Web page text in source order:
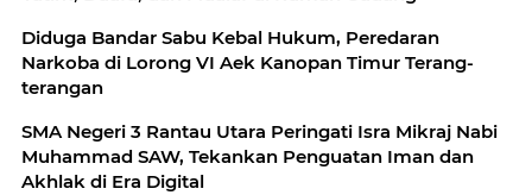
Diduga Bandar Sabu Kebal Hukum, Peredaran
Narkoba di Lorong VI Aek Kanopan Timur Terang-
terangan
SMA Negeri 3 Rantau Utara Peringati Isra Mikraj Nabi
Muhammad SAW, Tekankan Penguatan Iman dan
Akhlak di Era Digital